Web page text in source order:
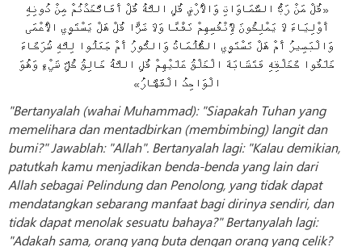
«قُلْ مَنْ رَبُّ السَّمَاوَاتِ وَالْأَرْضِ قُلِ اللَّهُ قُلْ أَفَاتَّخَذْتُمْ مِنْ دُونِهِ
أَوْلِيَاءَ لَا يَمْلِكُونَ لِأَنْفُسِهِمْ نَفْعًا وَلَا ضَرًّا قُلْ هَلْ يَسْتَوِي الْأَعْمَى
وَالْبَصِيرُ أَمْ هَلْ تَسْتَوِي الظُّلُمَاتُ وَالنُّورُ أَمْ جَعَلُوا لِلَّهِ شُرَكَاءَ
خَلَقُوا كَخَلْقِهِ فَتَشَابَهَ الْخَلْقُ عَلَيْهِمْ قُلِ اللَّهُ خَالِقُ كُلِّ شَيْءٍ وَهُوَ
الْوَاحِدُ الْقَهَّارُ»
"Bertanyalah (wahai Muhammad): "Siapakah Tuhan yang
memelihara dan mentadbirkan (membimbing) langit dan
bumi?" Jawablah: "Allah". Bertanyalah lagi: "Kalau demikian,
patutkah kamu menjadikan benda-benda yang lain dari
Allah sebagai Pelindung dan Penolong, yang tidak dapat
mendatangkan sebarang manfaat bagi dirinya sendiri, dan
tidak dapat menolak sesuatu bahaya?" Bertanyalah lagi:
"Adakah sama, orang yang buta dengan orang yang celik?